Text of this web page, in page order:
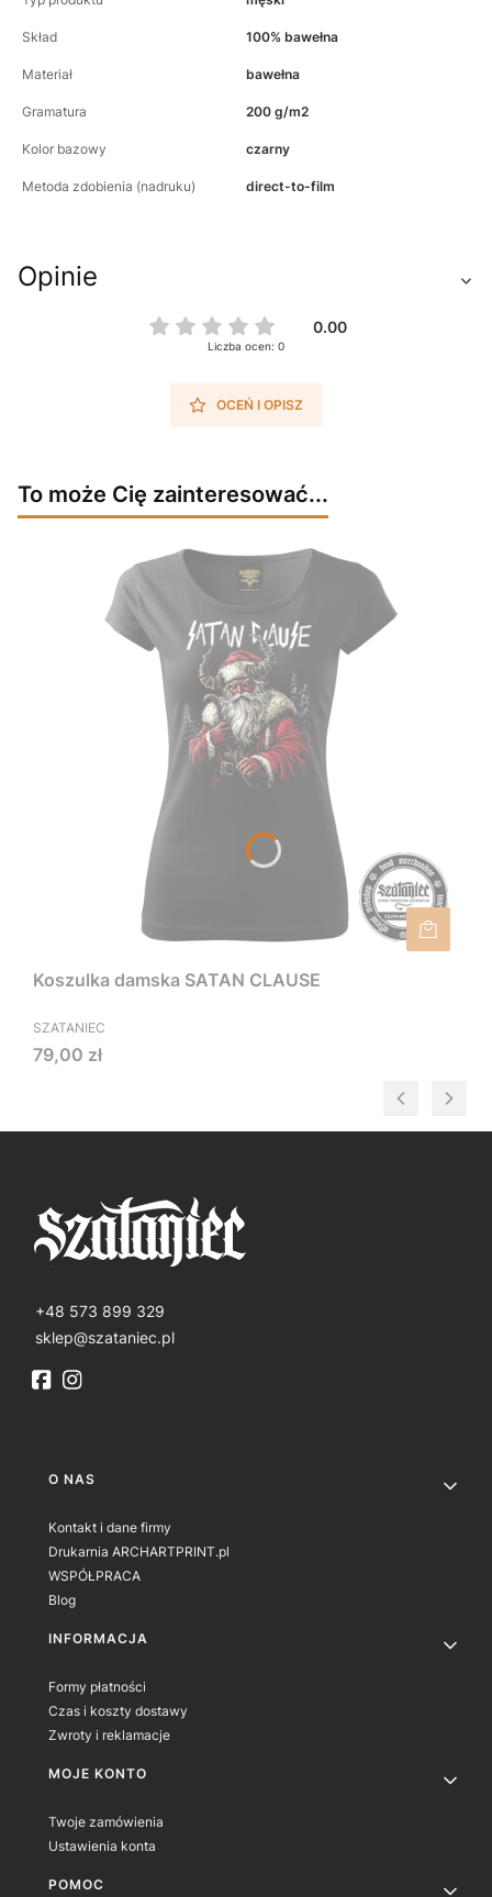
Skład 100% bawełna
Materiał bawełna
Gramatura 200 g/m2
Kolor bazowy czarny
Metoda zdobienia (nadruku) direct-to-film
Opinie
0.00
Liczba ocen: 0
OCEŃ I OPISZ
To może Cię zainteresować...
Koszulka damska SATAN CLAUSE
SZATANIEC
Cena
79,00 zł
+48 573 899 329
sklep@szataniec.pl
Linki w stopce
O NAS
Kontakt i dane firmy
Drukarnia ARCHARTPRINT.pl
WSPÓŁPRACA
Blog
INFORMACJA
Formy płatności
Czas i koszty dostawy
Zwroty i reklamacje
MOJE KONTO
Twoje zamówienia
Ustawienia konta
POMOC